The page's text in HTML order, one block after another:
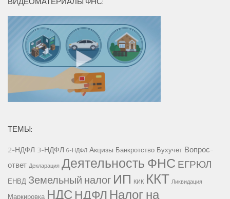
ТЕМЫ:
2-НДФЛ 3-НДФЛ 6-НДФЛ Акцизы Банкротство Бухучет Вопрос-
ответ Декларация Деятельность ФНС ЕГРЮЛ
ЕНВД Земельный налог ИП КИК ККТ Ликвидация
Маркировка НДС НДФЛ Налог на